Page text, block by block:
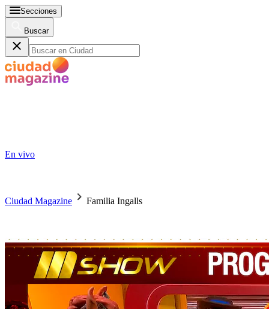
Secciones
Buscar
En vivo
Ciudad Magazine Familia Ingalls